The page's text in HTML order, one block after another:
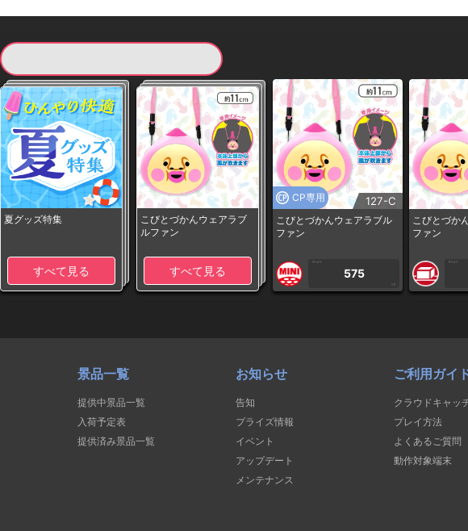
夏グッズ特集
すべて見る
こびとづかんウェアラブ
ルファン
すべて見る
CP専用 127-C
こびとづかんウェアラブル
ファン
1PLAY
575
CP
こびとづか
ファン
1PLAY
景品一覧
提供中景品一覧
入荷予定表
提供済み景品一覧
お知らせ
告知
プライズ情報
イベント
アップデート
メンテナンス
ご利用ガイ
クラウドキャッ
プレイ方法
よくあるご質問
動作対象端末